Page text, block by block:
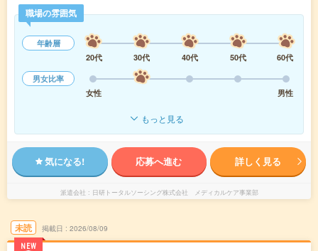
職場の雰囲気
年齢層
20代
30代 40代 50代
60代
男女比率
女性
男性
もっと見る
気になる! 応募へ進む 詳しく見る
派遣会社 日研トータルソーシング株式会社 メディカルケア事業部
未読
NEW
掲載日 2026/08/09